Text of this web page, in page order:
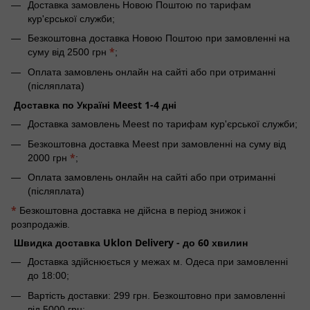
Доставка замовлень Новою Поштою по тарифам
кур'єрської служби;
Безкоштовна доставка Новою Поштою при замовленні на
суму від 2500 грн *;
Оплата замовлень онлайн на сайті або при отриманні
(післяплата)
Доставка по Україні Meest 1-4 дні
Доставка замовлень Meest по тарифам кур'єрської служби;
Безкоштовна доставка Meest при замовленні на суму від
2000 грн *;
Оплата замовлень онлайн на сайті або при отриманні
(післяплата)
* Безкоштовна доставка не дійсна в період знижок і
розпродажів.
Швидка доставка Uklon Delivery - до 60 хвилин
Доставка здійснюється у межах м. Одеса при замовленні
до 18:00;
Вартість доставки: 299 грн. Безкоштовно при замовленні